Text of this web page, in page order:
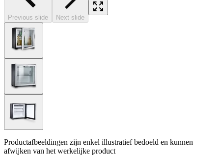
Previous slide Next slide
Productafbeeldingen zijn enkel illustratief bedoeld en kunnen
afwijken van het werkelijke product